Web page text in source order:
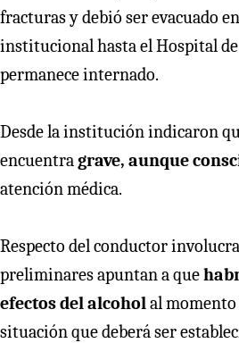
fracturas y debió ser evacuado
institucional hasta el Hospital
permanece internado.
Desde la institución indicaron
encuentragrave, aunque
atención médica.
Respecto del conductor
preliminares apuntan a que
efectos del alcoholal momento
situación que deberá ser